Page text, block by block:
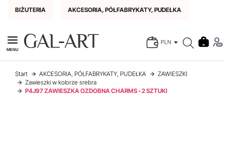
BIŻUTERIA AKCESORIA, PÓŁFABRYKATY, PUDEŁKA
PLN
MENU
Start AKCESORIA, PÓŁFABRYKATY, PUDEŁKA
ZAWIESZKI
Zawieszki w kolorze srebra
P4J97 ZAWIESZKA OZDOBNA CHARMS - 2 SZTUKI